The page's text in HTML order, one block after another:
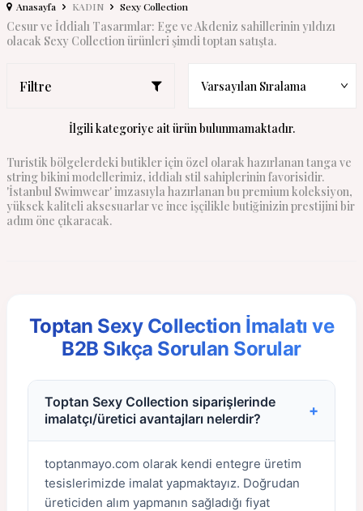
Anasayfa KADIN Sexy Collection
Cesur ve İddialı Tasarımlar: Ege ve Akdeniz sahillerinin yıldızı
olacak Sexy Collection ürünleri şimdi toptan satışta.
Filtre
İlgili kategoriye ait ürün bulunmamaktadır.
Turistik bölgelerdeki butikler için özel olarak hazırlanan tanga ve
string bikini modellerimiz, iddialı stil sahiplerinin favorisidir.
'İstanbul Swimwear' imzasıyla hazırlanan bu premium koleksiyon,
yüksek kaliteli aksesuarlar ve ince işçilikle butiğinizin prestijini bir
adım öne çıkaracak.
Toptan Sexy Collection İmalatı ve
B2B Sıkça Sorulan Sorular
Toptan Sexy Collection siparişlerinde
imalatçı/üretici avantajları nelerdir?
+
toptanmayo.com olarak kendi entegre üretim
tesislerimizde imalat yapmaktayız. Doğrudan
üreticiden alım yapmanın sağladığı fiyat